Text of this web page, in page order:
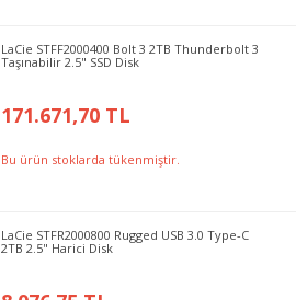
LaCie STFF2000400 Bolt 3 2TB Thunderbolt 3
Taşınabilir 2.5" SSD Disk
171.671,70 TL
Bu ürün stoklarda tükenmiştir.
LaCie STFR2000800 Rugged USB 3.0 Type-C
2TB 2.5" Harici Disk